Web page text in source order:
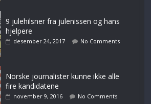
9 julehilsner fra julenissen og hans
hjelpere
desember 24, 2017 No Comments
Norske journalister kunne ikke alle
fire kandidatene
november 9, 2016 No Comments